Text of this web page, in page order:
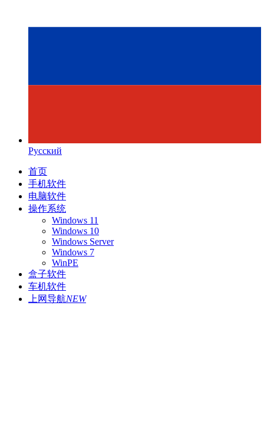
Русский
首页
手机软件
电脑软件
操作系统
Windows 11
Windows 10
Windows Server
Windows 7
WinPE
盒子软件
车机软件
上网导航NEW